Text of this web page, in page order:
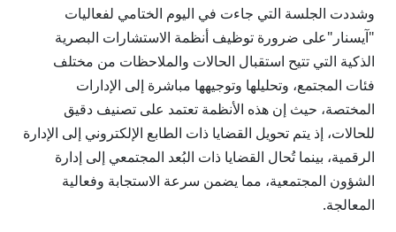
وشددت الجلسة التي جاءت في اليوم الختامي لفعاليات
"آيسنار"على ضرورة توظيف أنظمة الاستشارات البصرية
الذكية التي تتيح استقبال الحالات والملاحظات من مختلف
فئات المجتمع، وتحليلها وتوجيهها مباشرة إلى الإدارات
المختصة، حيث إن هذه الأنظمة تعتمد على تصنيف دقيق
للحالات، إذ يتم تحويل القضايا ذات الطابع الإلكتروني إلى الإدارة
الرقمية، بينما تُحال القضايا ذات البُعد المجتمعي إلى إدارة
الشؤون المجتمعية، مما يضمن سرعة الاستجابة وفعالية
المعالجة.